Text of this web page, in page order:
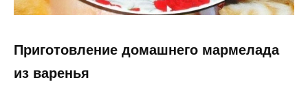
Приготовление домашнего мармелада
из варенья